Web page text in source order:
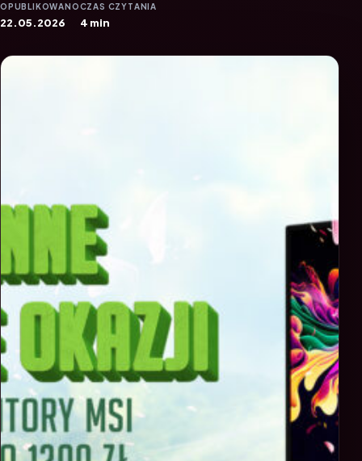
OPUBLIKOWANO
22.05.2026
CZAS CZYTANIA
4 min